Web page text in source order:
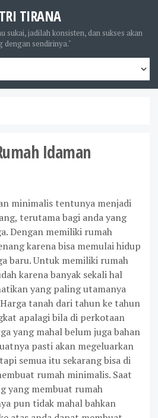
TIRANA
sukai, jadilah konsisten, dan sukses akan
dengan sendirinya."
Idaman
minimalis tentunya menjadi
terutama bagi anda yang
Dengan memiliki rumah
karena bisa memulai hidup
baru. Untuk memiliki rumah
karena banyak sekali hal
yang paling utamanya
tanah dari tahun ke tahun
apalagi bila di perkotaan
yang mahal belum juga bahan
pasti akan megeluarkan
semua itu sekarang bisa di
rumah minimalis. Saat
yang membuat rumah
pun tidak mahal bahkan